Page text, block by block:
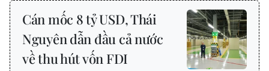
Cán mốc 8 tỷ USD, Thái
Nguyên dẫn đầu cả nước
về thu hút vốn FDI